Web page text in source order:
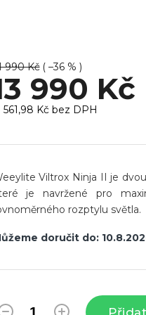
990 Kč ( –36 % )
990 Kč
561,98 Kč bez DPH
doručit do:
Viltrox Ninja II je
je navržené pro
rozptylu světla.